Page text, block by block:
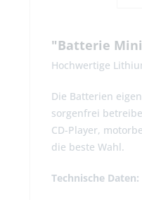
"Batterie Mini
Hochwertige
Die Batterien
sorgenfrei
CD-Player,
die beste Wahl.
Technische Daten: